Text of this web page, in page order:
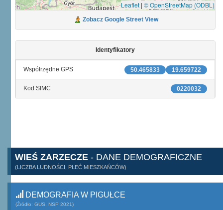
Leaflet | © OpenStreetMap (ODBL)
Zobacz Google Street View
Identyfikatory
19.659722
50.465833
Współrzędne GPS
0220032
Kod SIMC
WIEŚ ZARZECZE - DANE DEMOGRAFICZNE
(LICZBA LUDNOŚCI, PŁEĆ MIESZKAŃCÓW)
DEMOGRAFIA W PIGUŁCE
(Źródło: GUS, NSP 2021)